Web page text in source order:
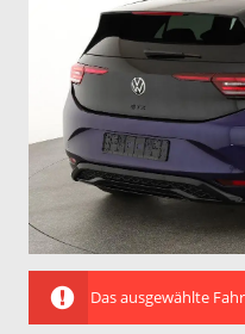
Das ausgewählte